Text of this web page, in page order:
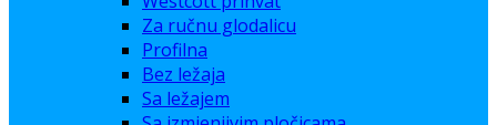
Za ručnu glodalicu
Profilna
Bez ležaja
Sa ležajem